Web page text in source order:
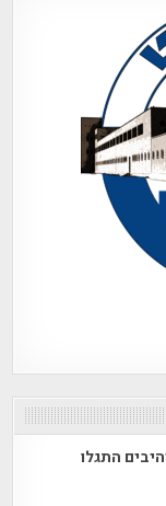
התגלו